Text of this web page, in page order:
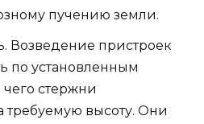
пучению земли.
Возведение пристроек
по установленным
стержни
требуемую высоту. Они